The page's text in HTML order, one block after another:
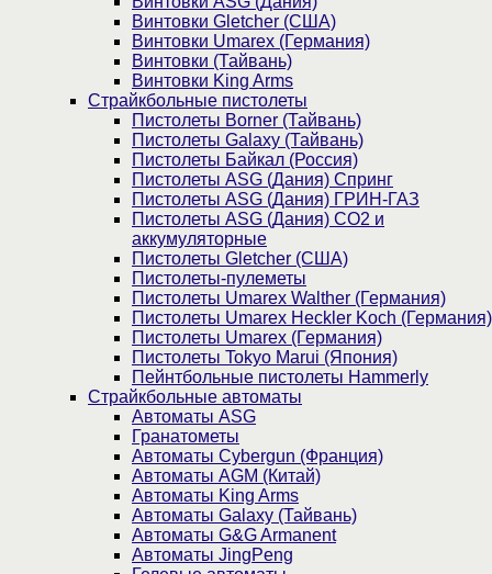
Винтовки Gletcher (США)
Винтовки Umarex (Германия)
Винтовки (Тайвань)
Винтовки King Arms
Страйкбольные пистолеты
Пистолеты Borner (Тайвань)
Пистолеты Galaxy (Тайвань)
Пистолеты Байкал (Россия)
Пистолеты ASG (Дания) Спринг
Пистолеты ASG (Дания) ГРИН-ГАЗ
Пистолеты ASG (Дания) CO2 и
аккумуляторные
Пистолеты Gletcher (США)
Пистолеты-пулеметы
Пистолеты Umarex Walther (Германия)
Пистолеты Umarex Heckler Koch (Германия)
Пистолеты Umarex (Германия)
Пистолеты Tokyo Marui (Япония)
Пейнтбольные пистолеты Hammerly
Страйкбольные автоматы
Автоматы ASG
Гранатометы
Автоматы Cybergun (Франция)
Автоматы AGM (Китай)
Автоматы King Arms
Автоматы Galaxy (Тайвань)
Автоматы G&G Armanent
Автоматы JingPeng